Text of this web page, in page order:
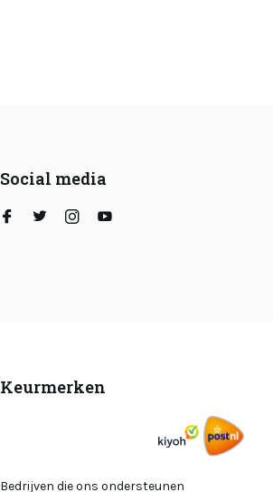
Social media
Keurmerken
Bedrijven die ons ondersteunen